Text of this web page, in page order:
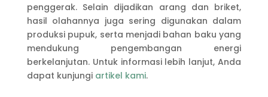
penggerak. Selain dijadikan arang dan briket,
hasil olahannya juga sering digunakan dalam
produksi pupuk, serta menjadi bahan baku yang
mendukung pengembangan energi
berkelanjutan. Untuk informasi lebih lanjut, Anda
dapat kunjungi artikel kami.